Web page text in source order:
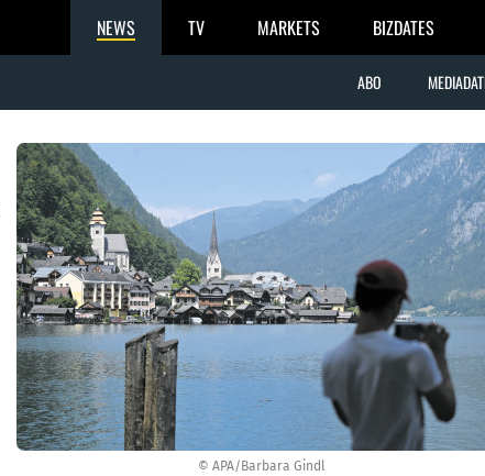
NEWS TV MARKETS BIZDATES
ABO
© APA/Barbara Gindl